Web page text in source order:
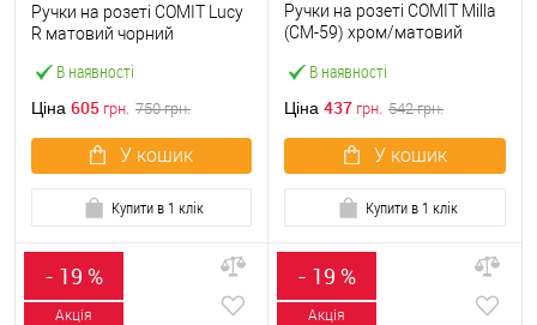
В наявності
Ручки на розеті COMIT Lucy
R матовий чорний
Ціна 605 грн. 750грн.
У кошик
Купити в 1 клік
В наявності
Ручки на розеті COMIT Milla
(CM-59) хром/матовий
Ціна 437 грн. 542грн.
У кошик
Купити в 1 клік
- 19 %
Акція
- 19 %
Акція